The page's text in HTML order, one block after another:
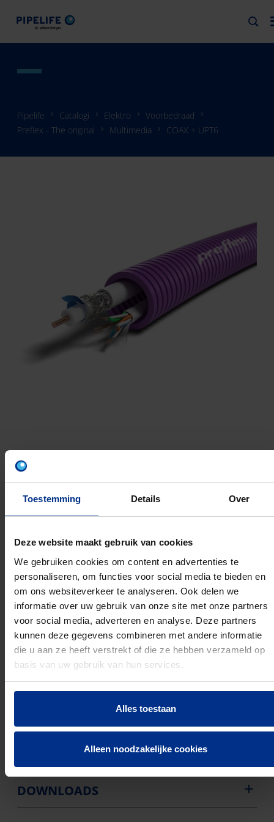
Toestemming Details Over
Deze website maakt gebruik van cookies
We gebruiken cookies om content en advertenties te
personaliseren, om functies voor social media te bieden en
om ons websiteverkeer te analyseren. Ook delen we
informatie over uw gebruik van onze site met onze partners
voor social media, adverteren en analyse. Deze partners
kunnen deze gegevens combineren met andere informatie
die u aan ze heeft verstrekt of die ze hebben verzameld op
basis van uw gebruik van hun services.
Alles toestaan
Alleen noodzakelijke cookies
Pipelife Catalogi Elektro
Voorbedraad
Preflex - The original
Multimedia COAX + UPT6
COAX + UPT6
UV bestendig:
Halogeenvrij:
Buigweerstand: Flexibel
Drukvastheidsklasse volgens EN 61386-1: Medium
(klasse 3 / 2 Joule)
Slagvastheid volgens EN 61386-1: Zwaar (klasse 4 /
6 Joule)
Buiteninstallatie:
Min. Bedrijfstemperatuur (°C): -5 °C
Max. Bedrijfstemperatuur (°C): 90 °C
Kleur van de buis: Violet
Met trekdraad:
PRODUCTEN
DOWNLOADS